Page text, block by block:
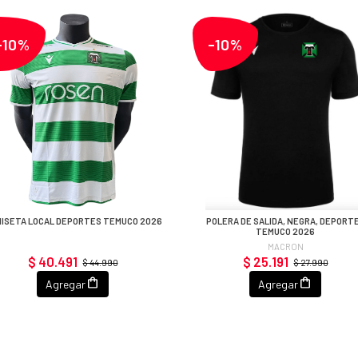
LOCAL DEPORTES TEMUCO 2026
$ 44.990
$ 40.491
Agregar
-10%
POLERA DE SALIDA, NEGRA,
TEMUCO 2026
MACRON
$ 27.990
$ 25.191
Agregar